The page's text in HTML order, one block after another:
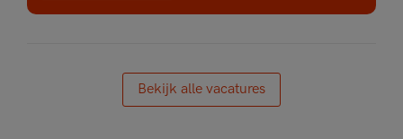
Bekijk alle vacatures